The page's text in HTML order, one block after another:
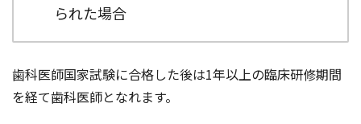
られた場合
歯科医師国家試験に合格した後は1年以上の臨床研修期間
を経て歯科医師となれます。